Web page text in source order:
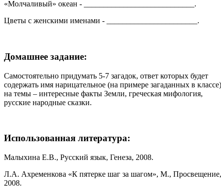
«Молчаливый» океан - ____________________________.
Цветы с женскими именами - _______________________.
Домашнее задание:
Самостоятельно придумать 5-7 загадок, ответ которых будет
содержать имя нарицательное (на примере загаданных в классе)
на темы – интересные факты Земли, греческая мифология,
русские народные сказки.
Использованная литература:
Малыхина Е.В., Русский язык, Генеза, 2008.
Л.А. Ахременкова «К пятерке шаг за шагом», М., Просвещение,
2008.